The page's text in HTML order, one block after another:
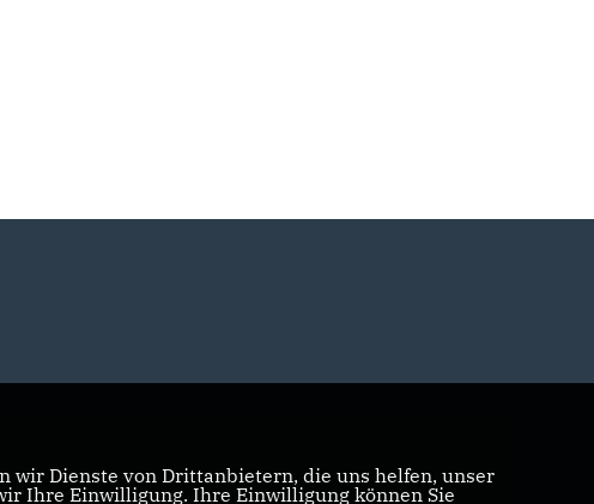
wir Dienste von Drittanbietern, die uns helfen, unser
Ihre Einwilligung. Ihre Einwilligung können Sie